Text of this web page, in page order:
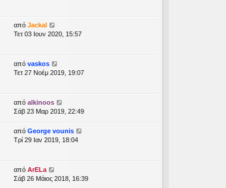
από Jackal
Τετ 03 Ιουν 2020, 15:57
από vaskos
Τετ 27 Νοέμ 2019, 19:07
από alkinoos
Σάβ 23 Μαρ 2019, 22:49
από George vounis
Τρί 29 Ιαν 2019, 18:04
από ArELa
Σάβ 26 Μάιος 2018, 16:39